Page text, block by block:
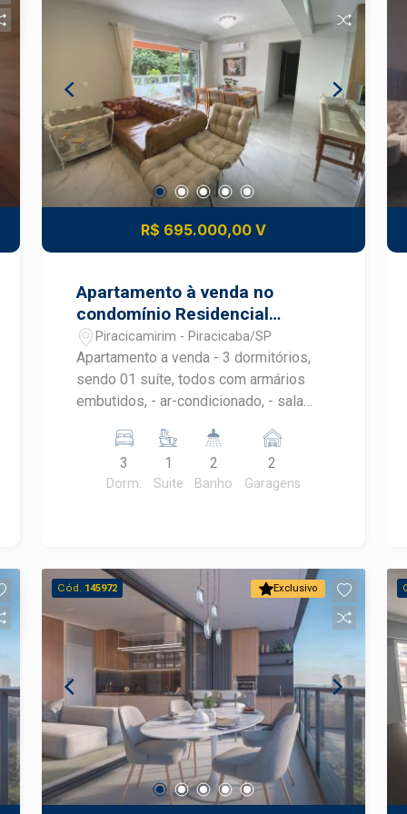
suíte, todos com armários; - 2 vagas de
garagem. O condomínio do Mirage
Residence oferece uma ampla gama de
opções de lazer, incluindo piscina,
academia, quadra poliesportiva e
quiosque com churrasqueira. A portaria
funciona 24 horas por dia, oferecendo
mais segurança para você e sua família.
Observação: Estuda financiamento e
FGTS. Agende sua visita!
R$ 695.000,00 V
Apartamento à venda no
condomínio Residencial
Supreme
Piracicamirim - Piracicaba/SP
Apartamento a venda - 3 dormitórios,
sendo 01 suíte, todos com armários
embutidos, - ar-condicionado, - sala
moderna, - sacada gourmet e - 02
vagas de garagem coberta.
3
Dorm.
1
Suite
2
Banho
2
Garagens
Exclusivo
Cód. 145972